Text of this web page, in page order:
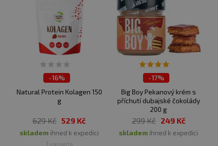
-16%
Natural Protein Kolagen 150
g
629 Kč 529 Kč
skladem ihned k expedici
1 varianta
-17%
ČISTÍME SKLADY
Big Boy Pekanový krém s
příchutí dubajské čokolády
200 g
299 Kč 249 Kč
skladem ihned k expedici